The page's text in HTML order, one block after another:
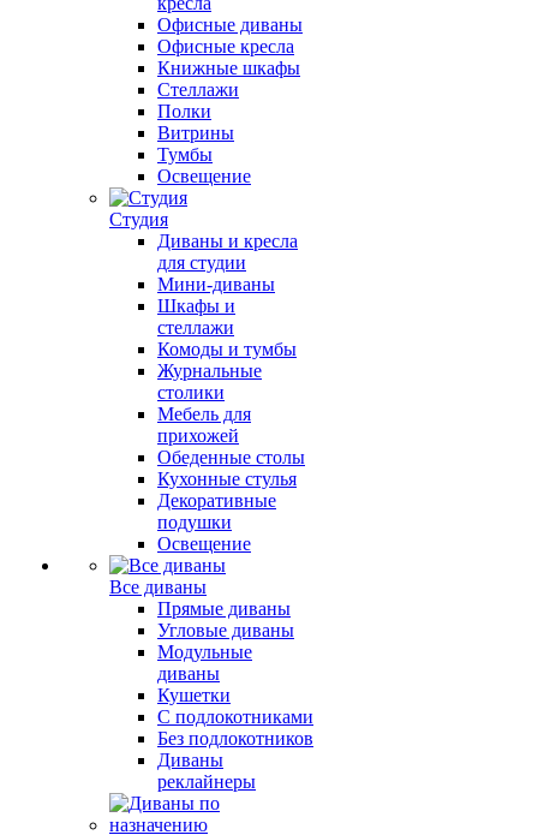
Офисные диваны
Офисные кресла
Книжные шкафы
Стеллажи
Полки
Витрины
Тумбы
Освещение
Студия
Диваны и кресла
для студии
Мини-диваны
Шкафы и
стеллажи
Комоды и тумбы
Журнальные
столики
Мебель для
прихожей
Обеденные столы
Кухонные стулья
Декоративные
подушки
Освещение
Все диваны
Прямые диваны
Угловые диваны
Модульные
диваны
Кушетки
С подлокотниками
Без подлокотников
Диваны
реклайнеры